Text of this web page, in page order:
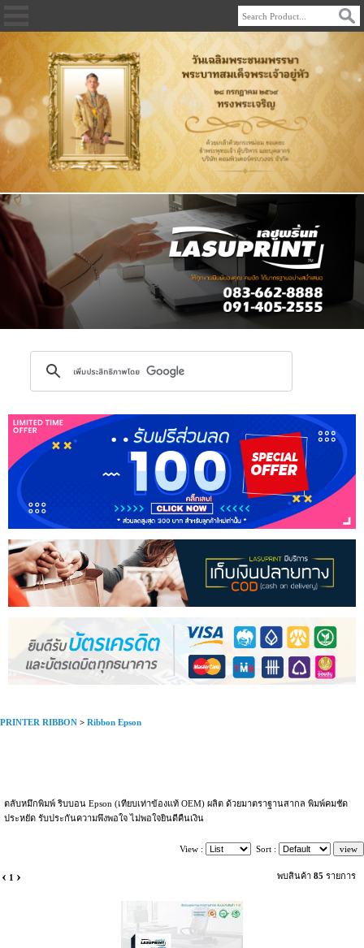
PRINTER RIBBON > Ribbon Epson
ตลับหมึกพิมพ์ ริบบอน Epson (เทียบเท่าข้องแท้ OEM) ผลิต ด้วยมาตราฐานสากล พิมพ์คมชัด
ประหยัด รับประกันความพึงพอใจ ไม่พอใจยินดีคืนเงิน
View : Sort :
‹ 1 › พบสินค้า 85 รายการ